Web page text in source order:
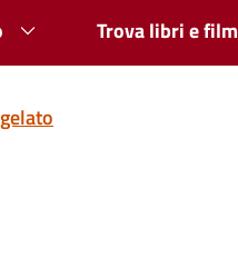
Trova libri e film